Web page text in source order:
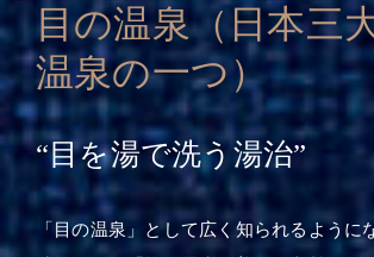
目の温泉（日本三
温泉の一つ）
“目を湯で洗う湯治”
「目の温泉」として広く知られるように